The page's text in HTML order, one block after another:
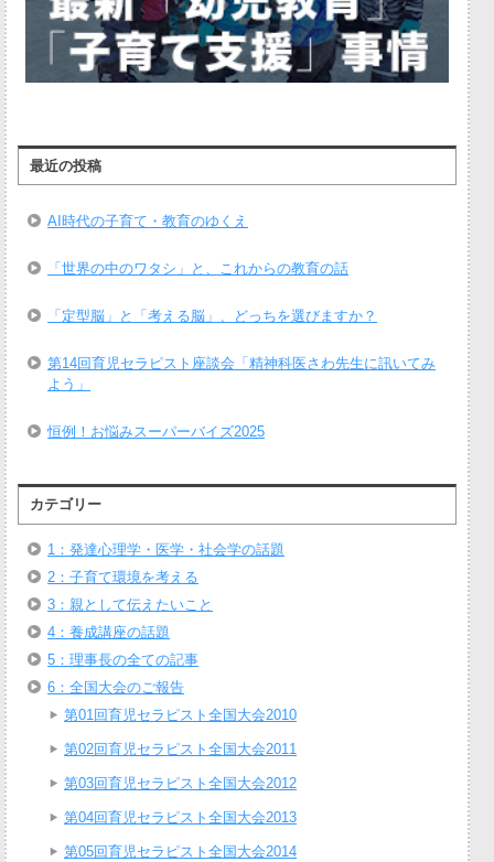
最近の投稿
AI時代の子育て・教育のゆくえ
「世界の中のワタシ」と、これからの教育の話
「定型脳」と「考える脳」、どっちを選びますか？
第14回育児セラピスト座談会「精神科医さわ先生に訊いてみ
よう」
恒例！お悩みスーパーバイズ2025
カテゴリー
1：発達心理学・医学・社会学の話題
2：子育て環境を考える
3：親として伝えたいこと
4：養成講座の話題
5：理事長の全ての記事
6：全国大会のご報告
第01回育児セラピスト全国大会2010
第02回育児セラピスト全国大会2011
第03回育児セラピスト全国大会2012
第04回育児セラピスト全国大会2013
第05回育児セラピスト全国大会2014